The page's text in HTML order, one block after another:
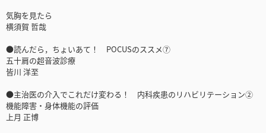
気胸を見たら
横須賀 哲哉
●読んだら，ちょいあて！ POCUSのススメ⑦
五十肩の超音波診療
皆川 洋至
●主治医の介入でこれだけ変わる！ 内科疾患のリハビリテーション②
機能障害・身体機能の評価
上月 正博